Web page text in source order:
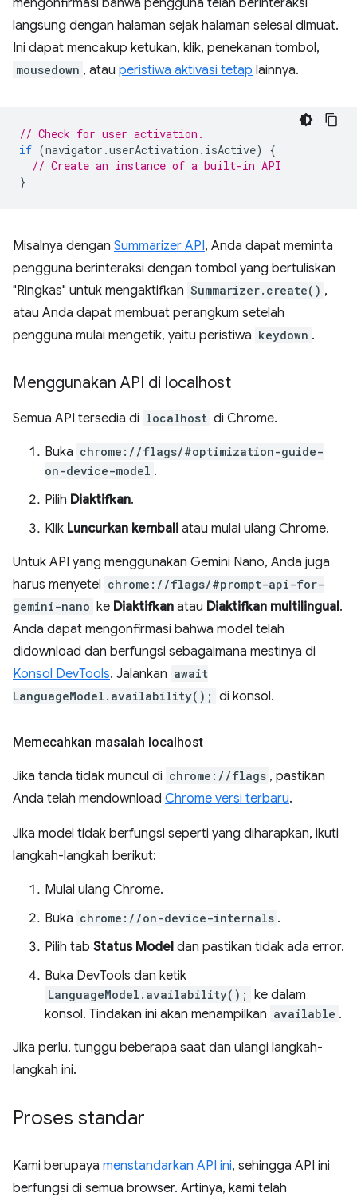
mengonfirmasi bahwa pengguna telah berinteraksi
langsung dengan halaman sejak halaman selesai dimuat.
Ini dapat mencakup ketukan, klik, penekanan tombol,
mousedown , atau peristiwa aktivasi tetap lainnya.
// Check for user activation.
if (navigator .userActivation . isActive)
{
// Create an instance of a built-in API
}
Misalnya dengan Summarizer API, Anda dapat meminta
pengguna berinteraksi dengan tombol yang bertuliskan
"Ringkas" untuk mengaktifkan Summarizer.create() ,
atau Anda dapat membuat perangkum setelah
pengguna mulai mengetik, yaitu peristiwa keydown .
Menggunakan API di localhost
Semua API tersedia di localhost di Chrome.
Buka chrome://flags/#optimization-guide-
on-device-model .
Pilih Diaktifkan.
Klik Luncurkan kembali atau mulai ulang Chrome.
Untuk API yang menggunakan Gemini Nano, Anda juga
harus menyetel chrome://flags/#prompt-api-for-
gemini-nano ke Diaktifkan atau Diaktifkan multilingual.
Anda dapat mengonfirmasi bahwa model telah
didownload dan berfungsi sebagaimana mestinya di
Konsol DevTools. Jalankan await
LanguageModel.availability(); di konsol.
Memecahkan masalah localhost
Jika tanda tidak muncul di chrome://flags , pastikan
Anda telah mendownload Chrome versi terbaru.
Jika model tidak berfungsi seperti yang diharapkan, ikuti
langkah-langkah berikut:
Mulai ulang Chrome.
Buka chrome://on-device-internals .
Pilih tab Status Model dan pastikan tidak ada error.
Buka DevTools dan ketik
LanguageModel.availability(); ke dalam
konsol. Tindakan ini akan menampilkan available .
Jika perlu, tunggu beberapa saat dan ulangi langkah-
langkah ini.
Proses standar
Kami berupaya menstandarkan API ini, sehingga API ini
berfungsi di semua browser. Artinya, kami telah